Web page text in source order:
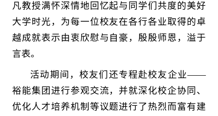
凡教授满怀深情地回忆起与同学们共度的美好
大学时光，为每一位校友在各行各业取得的卓
越成就表示由衷欣慰与自豪，殷殷师恩，溢于
言表。
活动期间，校友们还专程赴校友企业——
裕能集团进行参观交流，并就深化校企协同、
优化人才培养机制等议题进行了热烈而富有建